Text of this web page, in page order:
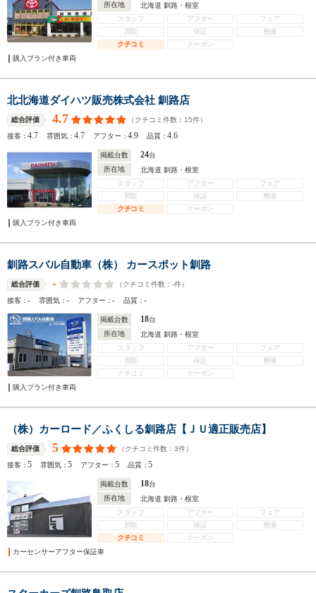
所在地
北海道 釧路・根室
スタッフ
アフター
フェア
買取
保証
整備
クチコミ
クーポン
購入プラン付き車両
北北海道ダイハツ販売株式会社 釧路店
総合評価 4.7 （クチコミ件数： 15件）
接客：4.7 雰囲気：4.7 アフター：4.9 品質：4.6
掲載台数 24台
所在地
北海道 釧路・根室
スタッフ
アフター
フェア
買取
保証
整備
クチコミ
クーポン
購入プラン付き車両
釧路スバル自動車（株） カースポット釧路
総合評価 - （クチコミ件数： -件）
接客：- 雰囲気：- アフター：- 品質：-
掲載台数 18台
所在地
北海道 釧路・根室
スタッフ
アフター
フェア
買取
保証
整備
クチコミ
クーポン
購入プラン付き車両
（株）カーロード／ふくしる釧路店【ＪＵ適正販売店】
総合評価 5 （クチコミ件数： 3件）
接客：5 雰囲気：5 アフター：5 品質：5
掲載台数 18台
所在地
北海道 釧路・根室
スタッフ
アフター
フェア
買取
保証
整備
クチコミ
クーポン
カーセンサーアフター保証車